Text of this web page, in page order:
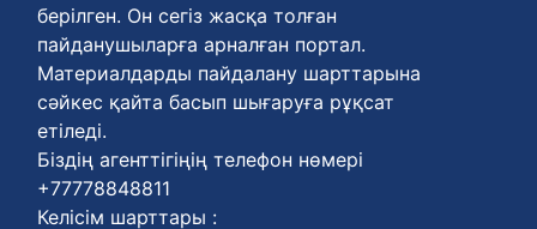
берілген. Он сегіз жасқа толған
пайданушыларға арналған портал.
Материалдарды пайдалану шарттарына
сәйкес қайта басып шығаруға рұқсат
етіледі.
Біздің агенттігіңің телефон нөмері
+77778848811
Келісім шарттары :